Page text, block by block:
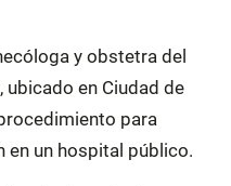
y obstetra del
en Ciudad de
para
en un hospital público.